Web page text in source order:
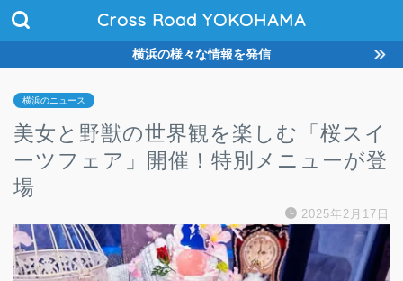
Cross Road YOKOHAMA
横浜の様々な情報を発信
横浜のニュース
美女と野獣の世界観を楽しむ「桜スイ
ーツフェア」開催！特別メニューが登
場
2025年2月17日